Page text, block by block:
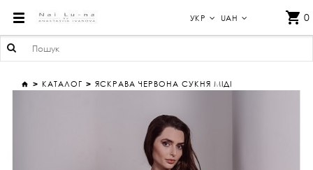
УКР UAH 0
КАТАЛОГ ЯСКРАВА ЧЕРВОНА СУКНЯ МІДІ
ЯСКРАВА ЧЕРВОНА СУКНЯ МІДІ